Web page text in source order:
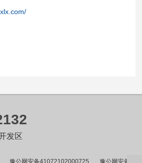
发区
豫公网安备41072102000725 豫公网安备